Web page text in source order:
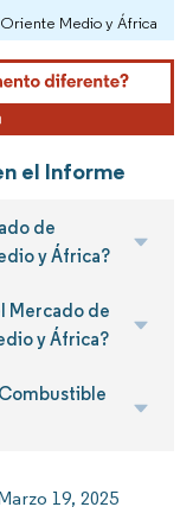
Medio y África
el Informe
de
y África?
Mercado de
y África?
19, 2025